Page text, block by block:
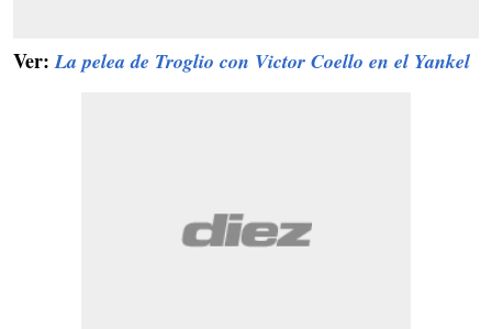
Ver:La pelea de Troglio con Victor Coello en el Yankel